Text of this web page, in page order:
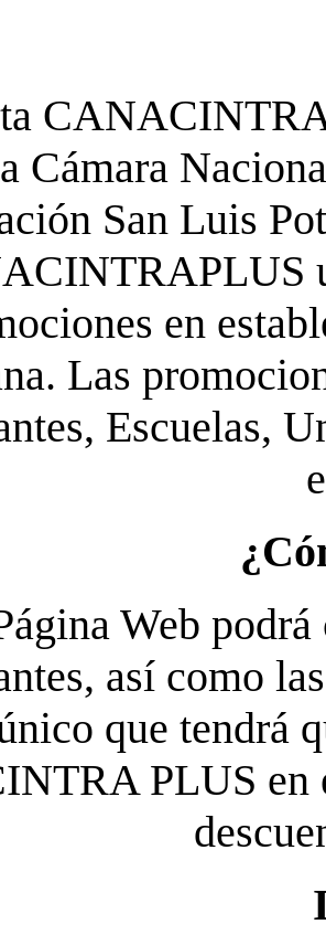
Cámara
San Luis
en
Las
Escuelas,
Web
así como
que tendrá
PLUS en